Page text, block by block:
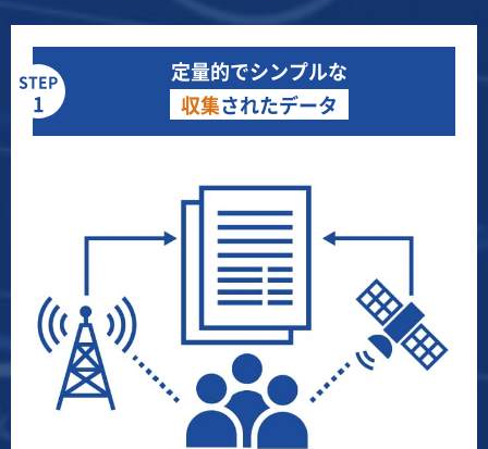
STEP
1
定量的でシンプルな
収集されたデータ